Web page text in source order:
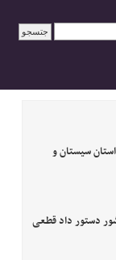
در استان سیستان و
دستور داد قطعی